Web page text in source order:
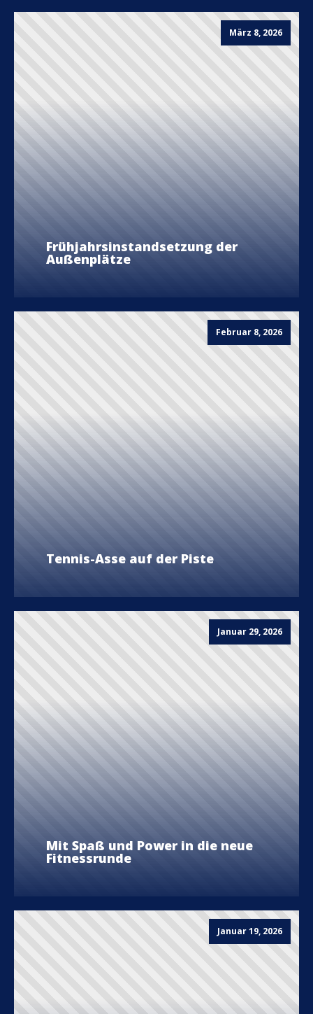
März 8, 2026
Frühjahrsinstandsetzung der
Außenplätze
Februar 8, 2026
Tennis-Asse auf der Piste
Januar 29, 2026
Mit Spaß und Power in die neue
Fitnessrunde
Januar 19, 2026